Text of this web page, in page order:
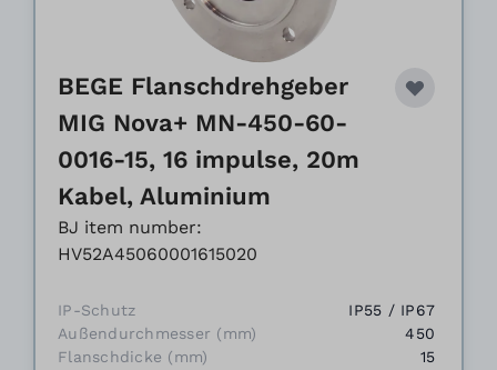
BEGE Flanschdrehgeber
MIG Nova+ MN-450-60-
0016-15, 16 impulse, 20m
Kabel, Aluminium
BJ item number:
HV52A45060001615020
IP-Schutz
IP55 / IP67
Außendurchmesser (mm)
450
Flanschdicke (mm)
15